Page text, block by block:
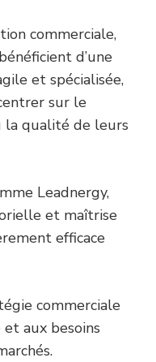
commerciale,
d’une
et spécialisée,
sur le
qualité de leurs
Leadnergy,
et maîtrise
efficace
commerciale
aux besoins